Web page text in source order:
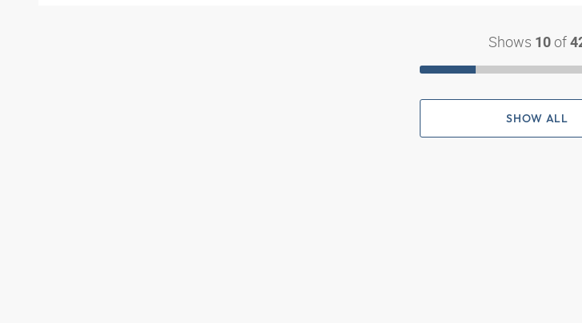
Shows 10 of
SHOW ALL